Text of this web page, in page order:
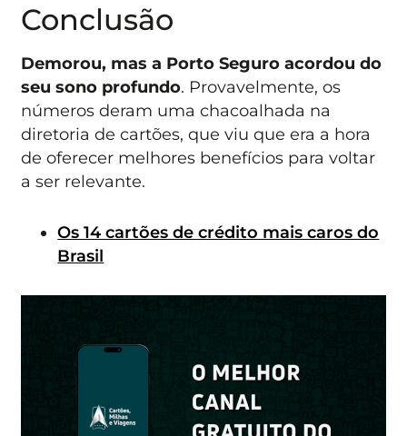
Conclusão
Demorou, mas a Porto Seguro acordou do
seu sono profundo. Provavelmente, os
números deram uma chacoalhada na
diretoria de cartões, que viu que era a hora
de oferecer melhores benefícios para voltar
a ser relevante.
Os 14 cartões de crédito mais caros do
Brasil